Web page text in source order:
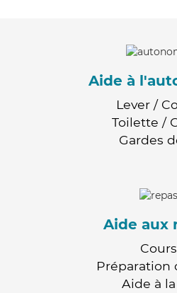
Aide à
Lever /
Toilette /
Gardes
Aide aux
Préparation
Aide à